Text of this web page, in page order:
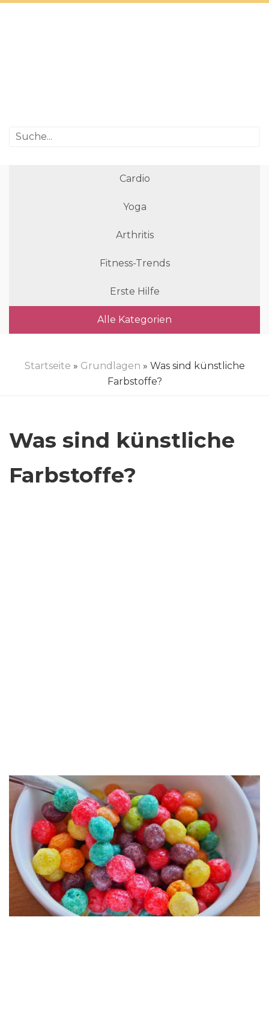
Cardio
Yoga
Arthritis
Fitness-Trends
Erste Hilfe
Alle Kategorien
Startseite » Grundlagen » Was sind künstliche
Farbstoffe?
Was sind künstliche
Farbstoffe?